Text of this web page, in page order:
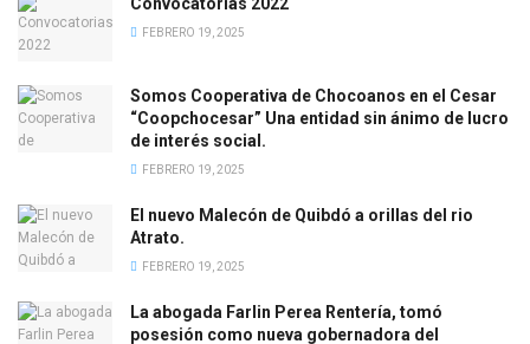
Convocatorias 2022
FEBRERO 19, 2025
Somos Cooperativa de Chocoanos en el Cesar
“Coopchocesar” Una entidad sin ánimo de lucro
de interés social.
FEBRERO 19, 2025
El nuevo Malecón de Quibdó a orillas del rio
Atrato.
FEBRERO 19, 2025
La abogada Farlin Perea Rentería, tomó
posesión como nueva gobernadora del